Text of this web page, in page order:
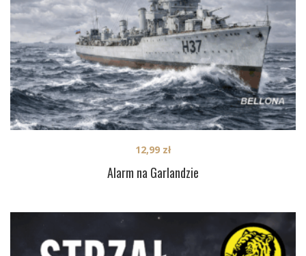
Alarm na Garlandzie
12,99 zł